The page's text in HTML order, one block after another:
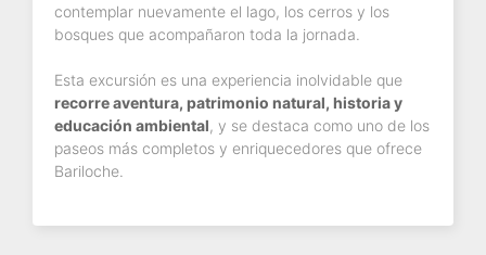
contemplar nuevamente el lago, los cerros y los
bosques que acompañaron toda la jornada.
Esta excursión es una experiencia inolvidable que
recorre aventura, patrimonio natural, historia y
educación ambiental, y se destaca como uno de los
paseos más completos y enriquecedores que ofrece
Bariloche.